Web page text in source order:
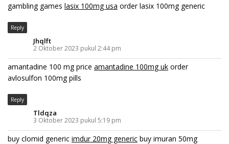
gambling games lasix 100mg usa order lasix 100mg generic
Reply
Jhqlft
2 Oktober 2023 pukul 2:44 pm
amantadine 100 mg price amantadine 100mg uk order
avlosulfon 100mg pills
Reply
Tldqza
3 Oktober 2023 pukul 5:19 pm
buy clomid generic imdur 20mg generic buy imuran 50mg